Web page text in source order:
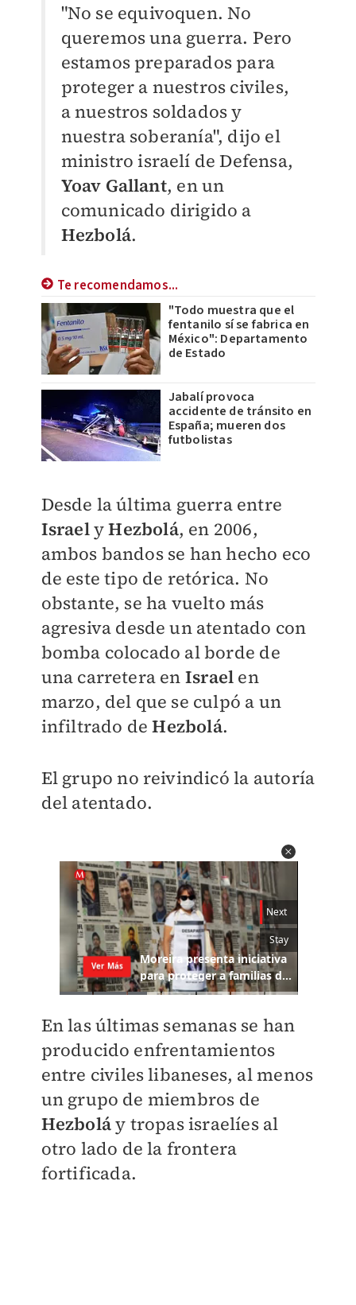
"No se equivoquen. No
queremos una guerra. Pero
estamos preparados para
proteger a nuestros civiles,
a nuestros soldados y
nuestra soberanía", dijo el
ministro israelí de Defensa,
Yoav Gallant, en un
comunicado dirigido a
Hezbolá.
Te recomendamos...
"Todo muestra que el
fentanilo sí se fabrica en
México": Departamento
de Estado
Jabalí provoca
accidente de tránsito en
España; mueren dos
futbolistas
Desde la última guerra entre
IsraelyHezbolá, en 2006,
ambos bandos se han hecho eco
de este tipo de retórica. No
obstante, se ha vuelto más
agresiva desde un atentado con
bomba colocado al borde de
una carretera en Israel en
marzo, del que se culpó a un
infiltrado deHezbolá.
El grupo no reivindicó la autoría
del atentado.
En las últimas semanas se han
producido enfrentamientos
entre civiles libaneses, al menos
un grupo de miembros de
Hezboláy tropas israelíes al
otro lado de la frontera
fortificada.